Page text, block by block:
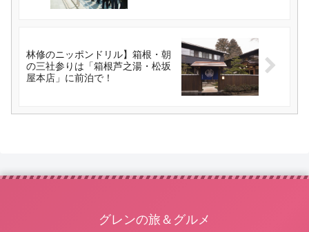
林修のニッポンドリル】箱根・朝
の三社参りは「箱根芦之湯・松坂
屋本店」に前泊で！
グレンの旅＆グルメ